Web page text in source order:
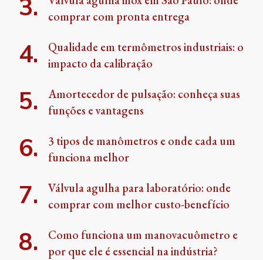
comprar com pronta entrega
Qualidade em termômetros industriais: o
impacto da calibração
Amortecedor de pulsação: conheça suas
funções e vantagens
3 tipos de manômetros e onde cada um
funciona melhor
Válvula agulha para laboratório: onde
comprar com melhor custo-benefício
Como funciona um manovacuômetro e
por que ele é essencial na indústria?